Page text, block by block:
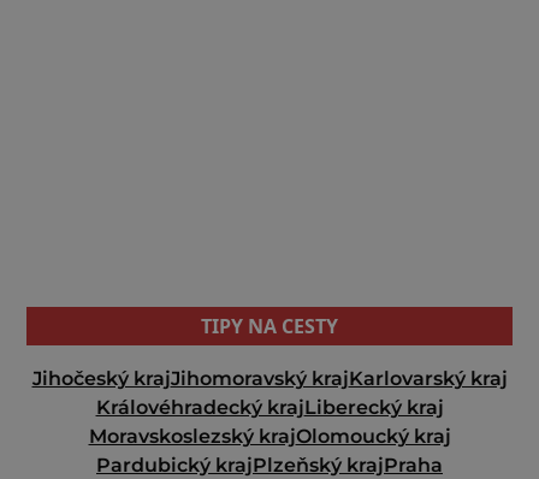
TIPY NA CESTY
Jihočeský krajJihomoravský krajKarlovarský kraj
Královéhradecký krajLiberecký kraj
Moravskoslezský krajOlomoucký kraj
Pardubický krajPlzeňský krajPraha